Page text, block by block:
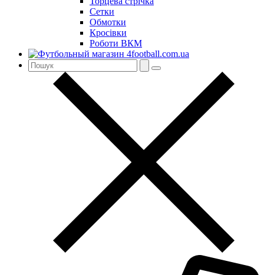
Сетки
Обмотки
Кросівки
Роботи ВКМ